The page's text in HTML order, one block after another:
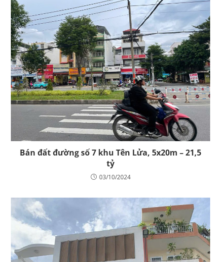
Bán đất đường số 7 khu Tên Lửa, 5x20m – 21,5
tỷ
03/10/2024